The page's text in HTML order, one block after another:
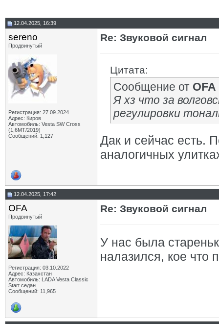
12.04.2025, 16:39
sereno
Продвинутый
Регистрация: 27.09.2024
Адрес: Киров
Автомобиль: Vesta SW Cross
(1,6МТ/2019)
Сообщений: 1,127
Re: Звуковой сигнал
Цитата:
Сообщение от OFA
Я хз что за
регулировки
Дак и сейчас есть.
аналогичных
12.04.2025, 17:42
OFA
Продвинутый
Регистрация: 03.10.2022
Адрес: Казахстан
Автомобиль: LADA Vesta Classic
Start седан
Сообщений: 11,965
Re: Звуковой сигнал
У нас была
налазился, кое что